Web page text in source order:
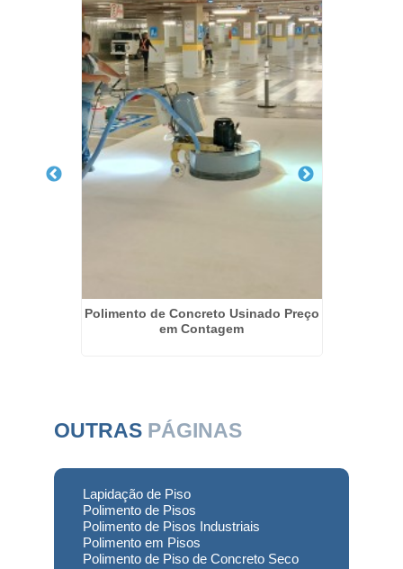
Polimento de Concreto Usinado Preço
em Contagem
OUTRAS PÁGINAS
Lapidação de Piso
Polimento de Pisos
Polimento de Pisos Industriais
Polimento em Pisos
Polimento de Piso de Concreto Seco